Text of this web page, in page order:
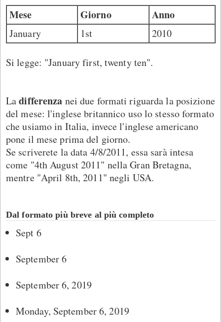
Mese Giorno Anno
January 1st 2010
Si legge: "January first, twenty ten".
Ladifferenza nei due formati riguarda la posizione
del mese: l'inglese britannico uso lo stesso formato
che usiamo in Italia, invece l'inglese americano
pone il mese prima del giorno.
Se scriverete la data 4/8/2011, essa sarà intesa
come "4th August 2011" nella Gran Bretagna,
mentre "April 8th, 2011" negli USA.
Dal formato più breve al più completo
Sept 6
September 6
September 6, 2019
Monday, September 6, 2019